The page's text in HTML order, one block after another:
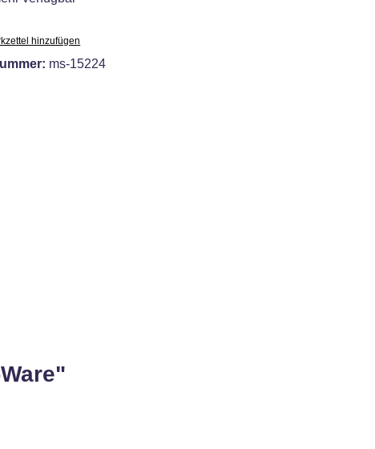
hinzufügen
ms-15224